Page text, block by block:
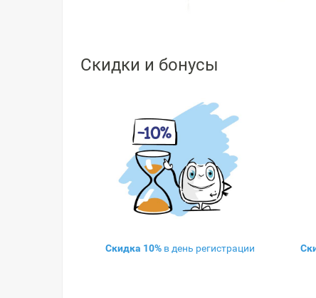
Скидки и бонусы
Скидка 10% в день регистрации